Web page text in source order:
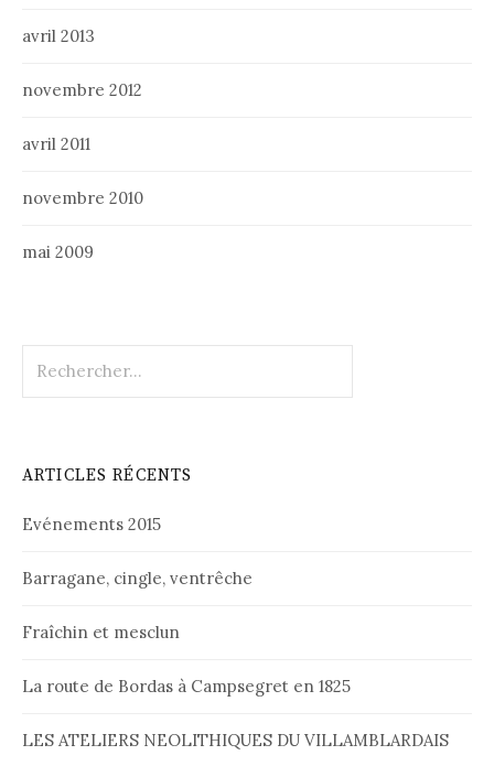
avril 2013
novembre 2012
avril 2011
novembre 2010
mai 2009
ARTICLES RÉCENTS
Evénements 2015
Barragane, cingle, ventrêche
Fraîchin et mesclun
La route de Bordas à Campsegret en 1825
LES ATELIERS NEOLITHIQUES DU VILLAMBLARDAIS